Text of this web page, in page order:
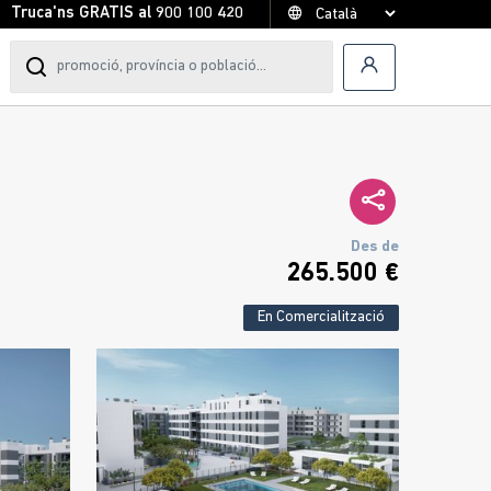
Truca'ns GRATIS al 900 100 420
Des de
265.500 €
En Comercialització